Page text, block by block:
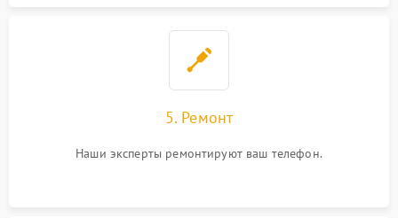
5. Ремонт
Наши эксперты ремонтируют ваш телефон.